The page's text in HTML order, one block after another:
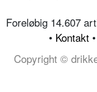
Foreløbig 14.607
• Kontakt •
Copyright ©